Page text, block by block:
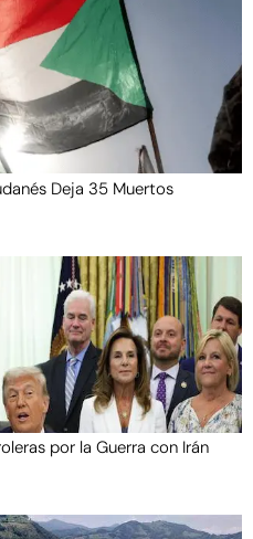
Deja 35 Muertos
por la Guerra con Irán